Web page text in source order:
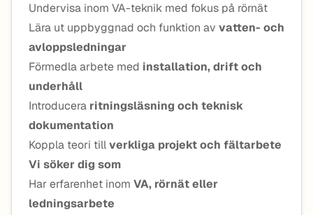
Undervisa inom VA-teknik med fokus på rörnät
Lära ut uppbyggnad och funktion av vatten- och
avloppsledningar
Förmedla arbete med installation, drift och
underhåll
Introducera ritningsläsning och teknisk
dokumentation
Koppla teori tillverkliga projekt och fältarbete
Vi söker dig som
Har erfarenhet inom VA, rörnät eller
ledningsarbete